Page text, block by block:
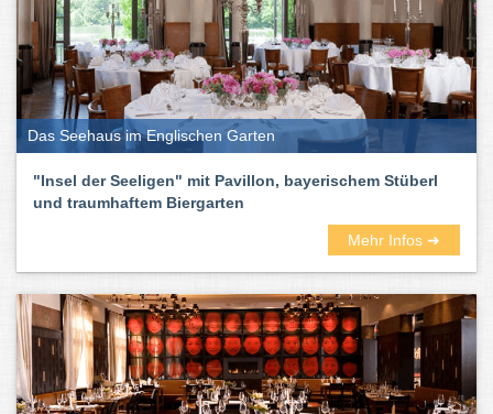
Und auch die Küchenrichtungen der Lokale und Gaststätten in
München und Umgebung sind vielseitig und bunt. Unter anderem
dabei sind deutsche, französische, spanische und italienische.
Aber auch koreanische, afghanische, libanesische japanische. Ihr
könnt euch quasi einmal um die Welt probieren.
Auf Rooftop-Terassen und in entspannten Außenbereichen könnt
lauschigen Gasträumen und schickem Ambiente werden Herbst
und Winter richtig gemütlich. Und gerade an dem Abenden
gesellen sich gern der ein oder andere Drink, Cocktail oder ein
Also: Viel Spaß beim Testen und Genießen. Auf das Leben!
Die besten Restaurants in München
Das Seehaus im Englischen Garten
"Insel der Seeligen" mit Pavillon, bayerischem Stüberl
und traumhaftem Biergarten
Mehr Infos ➜